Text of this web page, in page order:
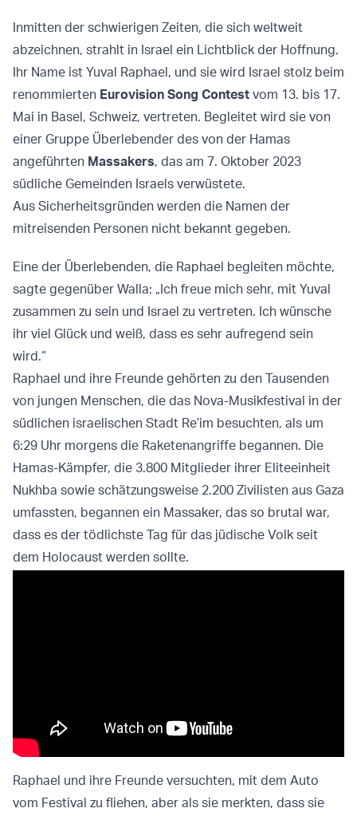
Inmitten der schwierigen Zeiten, die sich weltweit
abzeichnen, strahlt in Israel ein Lichtblick der Hoffnung.
Ihr Name ist Yuval Raphael, und sie wird Israel stolz beim
renommierten Eurovision Song Contest vom 13. bis 17.
Mai in Basel, Schweiz, vertreten. Begleitet wird sie von
einer Gruppe Überlebender des von der Hamas
angeführten Massakers, das am 7. Oktober 2023
südliche Gemeinden Israels verwüstete.
Aus Sicherheitsgründen werden die Namen der
mitreisenden Personen nicht bekannt gegeben.
Eine der Überlebenden, die Raphael begleiten möchte,
sagte gegenüber Walla: „Ich freue mich sehr, mit Yuval
zusammen zu sein und Israel zu vertreten. Ich wünsche
ihr viel Glück und weiß, dass es sehr aufregend sein
wird.“
Raphael und ihre Freunde gehörten zu den Tausenden
von jungen Menschen, die das Nova-Musikfestival in der
südlichen israelischen Stadt Re’im besuchten, als um
6:29 Uhr morgens die Raketenangriffe begannen. Die
Hamas-Kämpfer, die 3.800 Mitglieder ihrer Eliteeinheit
Nukhba sowie schätzungsweise 2.200 Zivilisten aus Gaza
umfassten, begannen ein Massaker, das so brutal war,
dass es der tödlichste Tag für das jüdische Volk seit
dem Holocaust werden sollte.
Raphael und ihre Freunde versuchten, mit dem Auto
vom Festival zu fliehen, aber als sie merkten, dass sie